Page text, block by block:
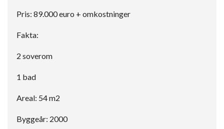
Pris: 89.000 euro + omkostninger
Fakta:
2 soverom
1 bad
Areal: 54 m2
Byggeår: 2000